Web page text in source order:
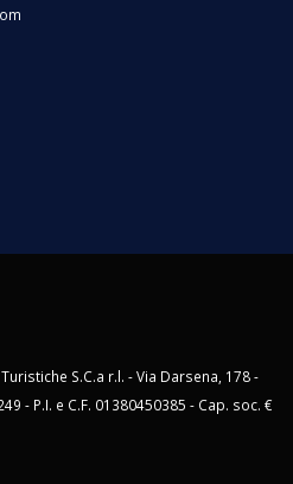
S.C.a r.l. - Via Darsena, 178 -
- P.I. e C.F. 01380450385 - Cap. soc. €